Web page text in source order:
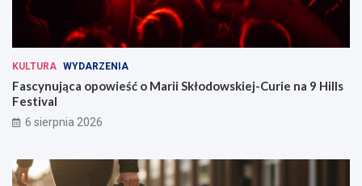
KULTURA WYDARZENIA
Fascynująca opowieść o Marii Skłodowskiej-Curie na 9 Hills
Festival
6 sierpnia 2026